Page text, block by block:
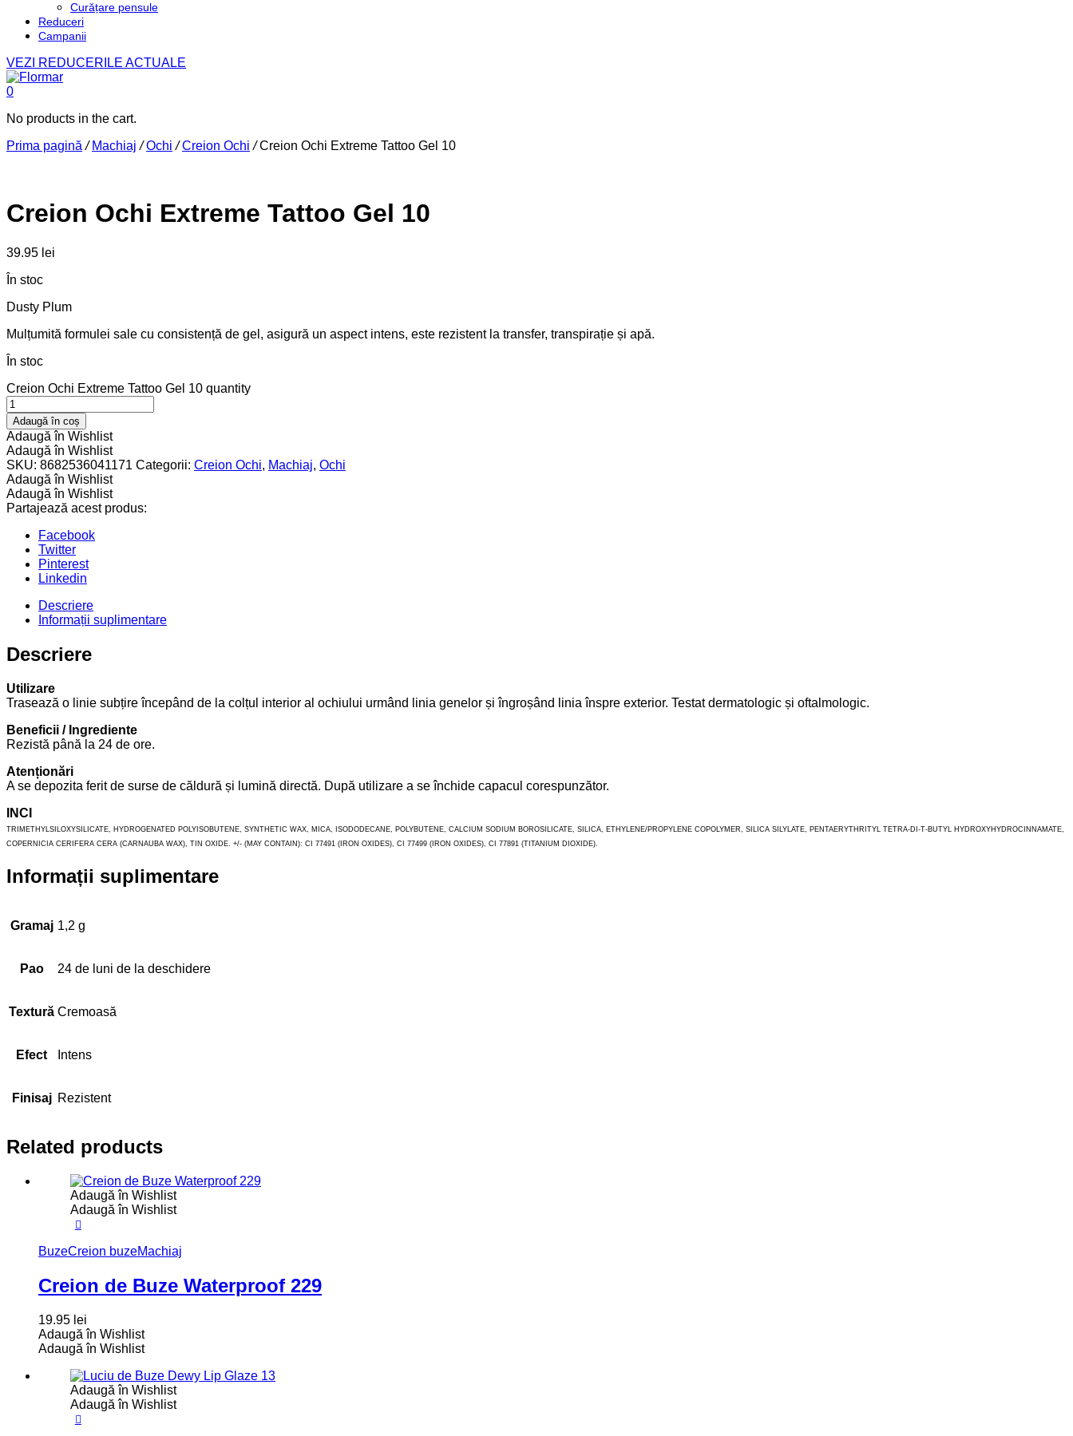
Curățare pensule
Reduceri
Campanii
VEZI REDUCERILE ACTUALE
0
No products in the cart.
Prima pagină / Machiaj /Ochi /Creion Ochi /Creion Ochi Extreme Tattoo Gel 10
Creion Ochi Extreme Tattoo Gel 10
39.95 lei
În stoc
Dusty Plum
Mulțumită formulei sale cu consistență de gel, asigură un aspect intens, este rezistent la transfer, transpirație și apă.
În stoc
Creion Ochi Extreme Tattoo Gel 10 quantity
Adaugă în coș
Adaugă în Wishlist
Adaugă în Wishlist
SKU: 8682536041171 Categorii: Creion Ochi, Machiaj, Ochi
Adaugă în Wishlist
Adaugă în Wishlist
Partajează acest produs:
Facebook
Twitter
Pinterest
Linkedin
Descriere
Informații suplimentare
Descriere
Utilizare
Trasează o linie subțire începând de la colțul interior al ochiului urmând linia genelor și îngroșând linia înspre exterior. Testat dermatologic și oftalmologic.
Beneficii / Ingrediente
Rezistă până la 24 de ore.
Atenționări
A se depozita ferit de surse de căldură și lumină directă. După utilizare a se închide capacul corespunzător.
INCI
TRIMETHYLSILOXYSILICATE, HYDROGENATED POLYISOBUTENE, SYNTHETIC WAX, MICA, ISODODECANE, POLYBUTENE, CALCIUM SODIUM BOROSILICATE, SILICA, ETHYLENE/PROPYLENE COPOLYMER, SILICA SILYLATE, PENTAERYTHRITYL TETRA-DI-T-BUTYL HYDROXYHYDROCINNAMATE,
COPERNICIA CERIFERA CERA (CARNAUBA WAX), TIN OXIDE. +/- (MAY CONTAIN): CI 77491 (IRON OXIDES), CI 77499 (IRON OXIDES), CI 77891 (TITANIUM DIOXIDE).
Informații suplimentare
Gramaj 1,2 g
Pao 24 de luni de la deschidere
Textură Cremoasă
Efect Intens
Finisaj Rezistent
Related products
Adaugă în Wishlist
Adaugă în Wishlist
BuzeCreion buzeMachiaj
Creion de Buze Waterproof 229
19.95 lei
Adaugă în Wishlist
Adaugă în Wishlist
Adaugă în Wishlist
Adaugă în Wishlist